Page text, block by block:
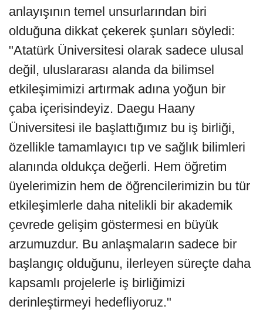
anlayışının temel unsurlarından biri
olduğuna dikkat çekerek şunları söyledi:
"Atatürk Üniversitesi olarak sadece ulusal
değil, uluslararası alanda da bilimsel
etkileşimimizi artırmak adına yoğun bir
çaba içerisindeyiz. Daegu Haany
Üniversitesi ile başlattığımız bu iş birliği,
özellikle tamamlayıcı tıp ve sağlık bilimleri
alanında oldukça değerli. Hem öğretim
üyelerimizin hem de öğrencilerimizin bu tür
etkileşimlerle daha nitelikli bir akademik
çevrede gelişim göstermesi en büyük
arzumuzdur. Bu anlaşmaların sadece bir
başlangıç olduğunu, ilerleyen süreçte daha
kapsamlı projelerle iş birliğimizi
derinleştirmeyi hedefliyoruz."